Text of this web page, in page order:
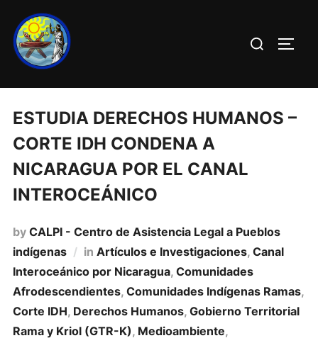
ESTUDIA DERECHOS HUMANOS –
CORTE IDH CONDENA A
NICARAGUA POR EL CANAL
INTEROCEÁNICO
by CALPI - Centro de Asistencia Legal a Pueblos
indígenas
in Artí­culos e Investigaciones, Canal
Interoceánico por Nicaragua, Comunidades
Afrodescendientes, Comunidades Indígenas Ramas,
Corte IDH, Derechos Humanos, Gobierno Territorial
Rama y Kriol (GTR-K), Medioambiente,